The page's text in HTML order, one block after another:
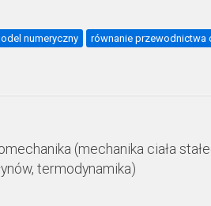
numeryczny równanie przewodnictwa
(mechanika ciała
termodynamika)